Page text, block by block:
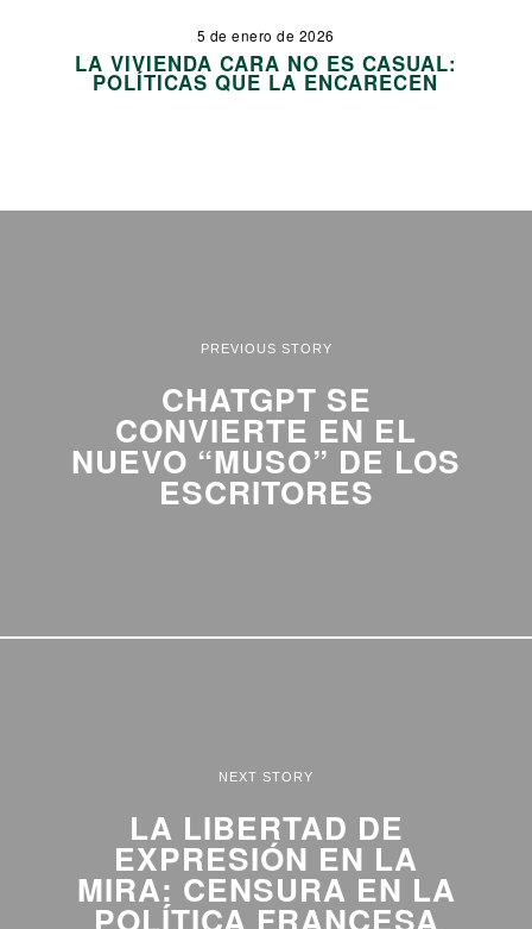
5 de enero de 2026
LA VIVIENDA CARA NO ES CASUAL:
POLÍTICAS QUE LA ENCARECEN
PREVIOUS STORY
CHATGPT SE
CONVIERTE EN EL
NUEVO “MUSO” DE LOS
ESCRITORES
NEXT STORY
LA LIBERTAD DE
EXPRESIÓN EN LA
MIRA: CENSURA EN LA
POLÍTICA FRANCESA